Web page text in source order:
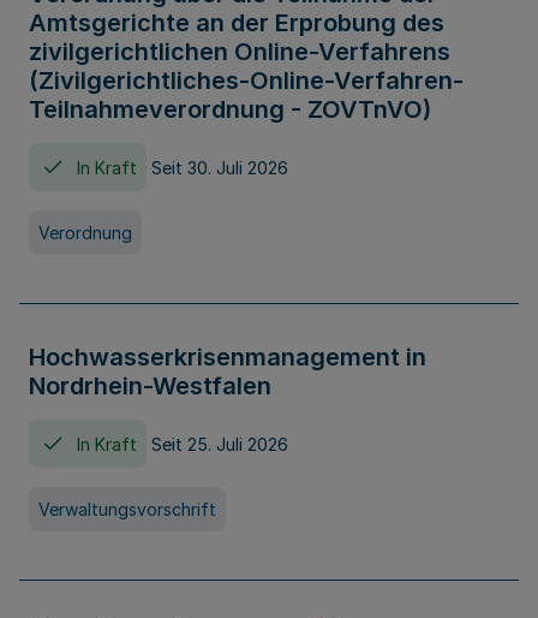
Amtsgerichte an der Erprobung des
zivilgerichtlichen Online-Verfahrens
(Zivilgerichtliches-Online-Verfahren-
Teilnahmeverordnung - ZOVTnVO)
In Kraft Seit 30. Juli 2026
Verordnung
Hochwasserkrisenmanagement in
Nordrhein-Westfalen
In Kraft Seit 25. Juli 2026
Verwaltungsvorschrift